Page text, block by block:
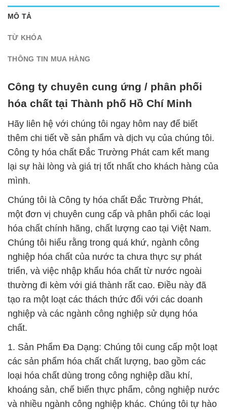
MÔ TẢ
TỪ KHÓA
THÔNG TIN MUA HÀNG
Công ty chuyên cung ứng / phân phối
hóa chất tại Thành phố Hồ Chí Minh
Hãy liên hệ với chúng tôi ngay hôm nay để biết
thêm chi tiết về sản phẩm và dịch vụ của chúng tôi.
Công ty hóa chất Đắc Trường Phát cam kết mang
lại sự hài lòng và giá trị tốt nhất cho khách hàng của
mình.
Chúng tôi là Công ty hóa chất Đắc Trường Phát,
một đơn vị chuyên cung cấp và phân phối các loại
hóa chất chính hãng, chất lượng cao tại Việt Nam.
Chúng tôi hiểu rằng trong quá khứ, ngành công
nghiệp hóa chất của nước ta chưa thực sự phát
triển, và việc nhập khẩu hóa chất từ nước ngoài
thường đi kèm với giá thành rất cao. Điều này đã
tạo ra một loạt các thách thức đối với các doanh
nghiệp và các ngành công nghiệp sử dụng hóa
chất.
1. Sản Phẩm Đa Dạng: Chúng tôi cung cấp một loạt
các sản phẩm hóa chất chất lượng, bao gồm các
loại hóa chất dùng trong công nghiệp dầu khí,
khoáng sản, chế biến thực phẩm, công nghiệp nước
và nhiều ngành công nghiệp khác. Chúng tôi tự hào